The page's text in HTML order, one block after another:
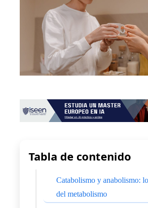
Tabla de contenido
Catabolismo y anabolismo:
del metabolismo